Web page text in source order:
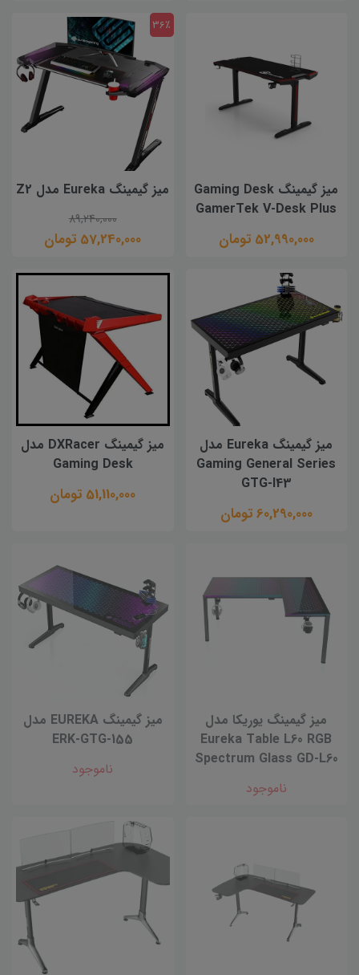
میز گیمینگ Gaming Desk
GamerTek V-Desk Plus
52,990,000 تومان
میز گیمینگ Eureka مدل Z2
89,240,000
57,240,000 تومان
36٪
میز گیمینگ Eureka مدل
Gaming General Series
GTG-I43
60,290,000 تومان
میز گیمینگ DXRacer مدل
Gaming Desk
51,110,000 تومان
میز گیمینگ یوریکا مدل
Eureka Table L60 RGB
Spectrum Glass GD-L60
ناموجود
ميز گيمينگ EUREKA مدل
ERK-GTG-155
ناموجود